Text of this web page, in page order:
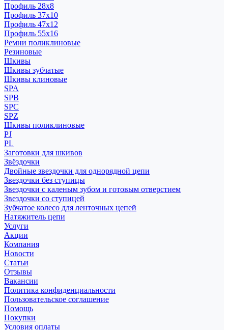
Профиль 28x8
Профиль 37x10
Профиль 47x12
Профиль 55x16
Ремни поликлиновые
Резиновые
Шкивы
Шкивы зубчатые
Шкивы клиновые
SPA
SPB
SPC
SPZ
Шкивы поликлиновые
PJ
PL
Заготовки для шкивов
Звёздочки
Двойные звездочки для однорядной цепи
Звездочки без ступицы
Звездочки с каленым зубом и готовым отверстием
Звездочки со ступицей
Зубчатое колесо для ленточных цепей
Натяжитель цепи
Услуги
Акции
Компания
Новости
Статьи
Отзывы
Вакансии
Политика конфиденциальности
Пользовательское соглашение
Помощь
Покупки
Условия оплаты